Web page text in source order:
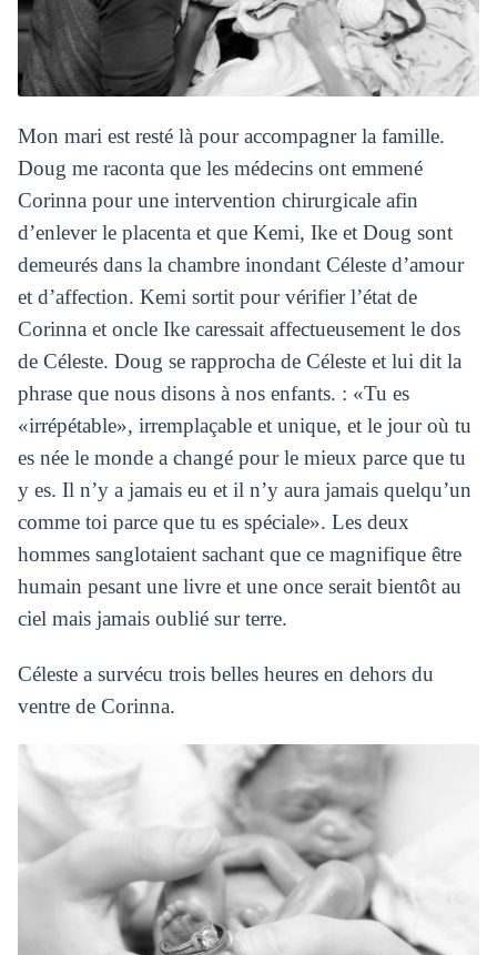
Mon mari est resté là pour accompagner la famille.
Doug me raconta que les médecins ont emmené
Corinna pour une intervention chirurgicale afin
d’enlever le placenta et que Kemi, Ike et Doug sont
demeurés dans la chambre inondant Céleste d’amour
et d’affection. Kemi sortit pour vérifier l’état de
Corinna et oncle Ike caressait affectueusement le dos
de Céleste. Doug se rapprocha de Céleste et lui dit la
phrase que nous disons à nos enfants. : «Tu es
«irrépétable», irremplaçable et unique, et le jour où tu
es née le monde a changé pour le mieux parce que tu
y es. Il n’y a jamais eu et il n’y aura jamais quelqu’un
comme toi parce que tu es spéciale». Les deux
hommes sanglotaient sachant que ce magnifique être
humain pesant une livre et une once serait bientôt au
ciel mais jamais oublié sur terre.
Céleste a survécu trois belles heures en dehors du
ventre de Corinna.